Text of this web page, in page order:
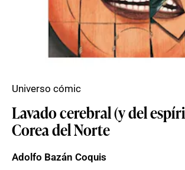
Lavado cerebral (y del
Corea del Norte
Universo cómic
Adolfo Bazán Coquis